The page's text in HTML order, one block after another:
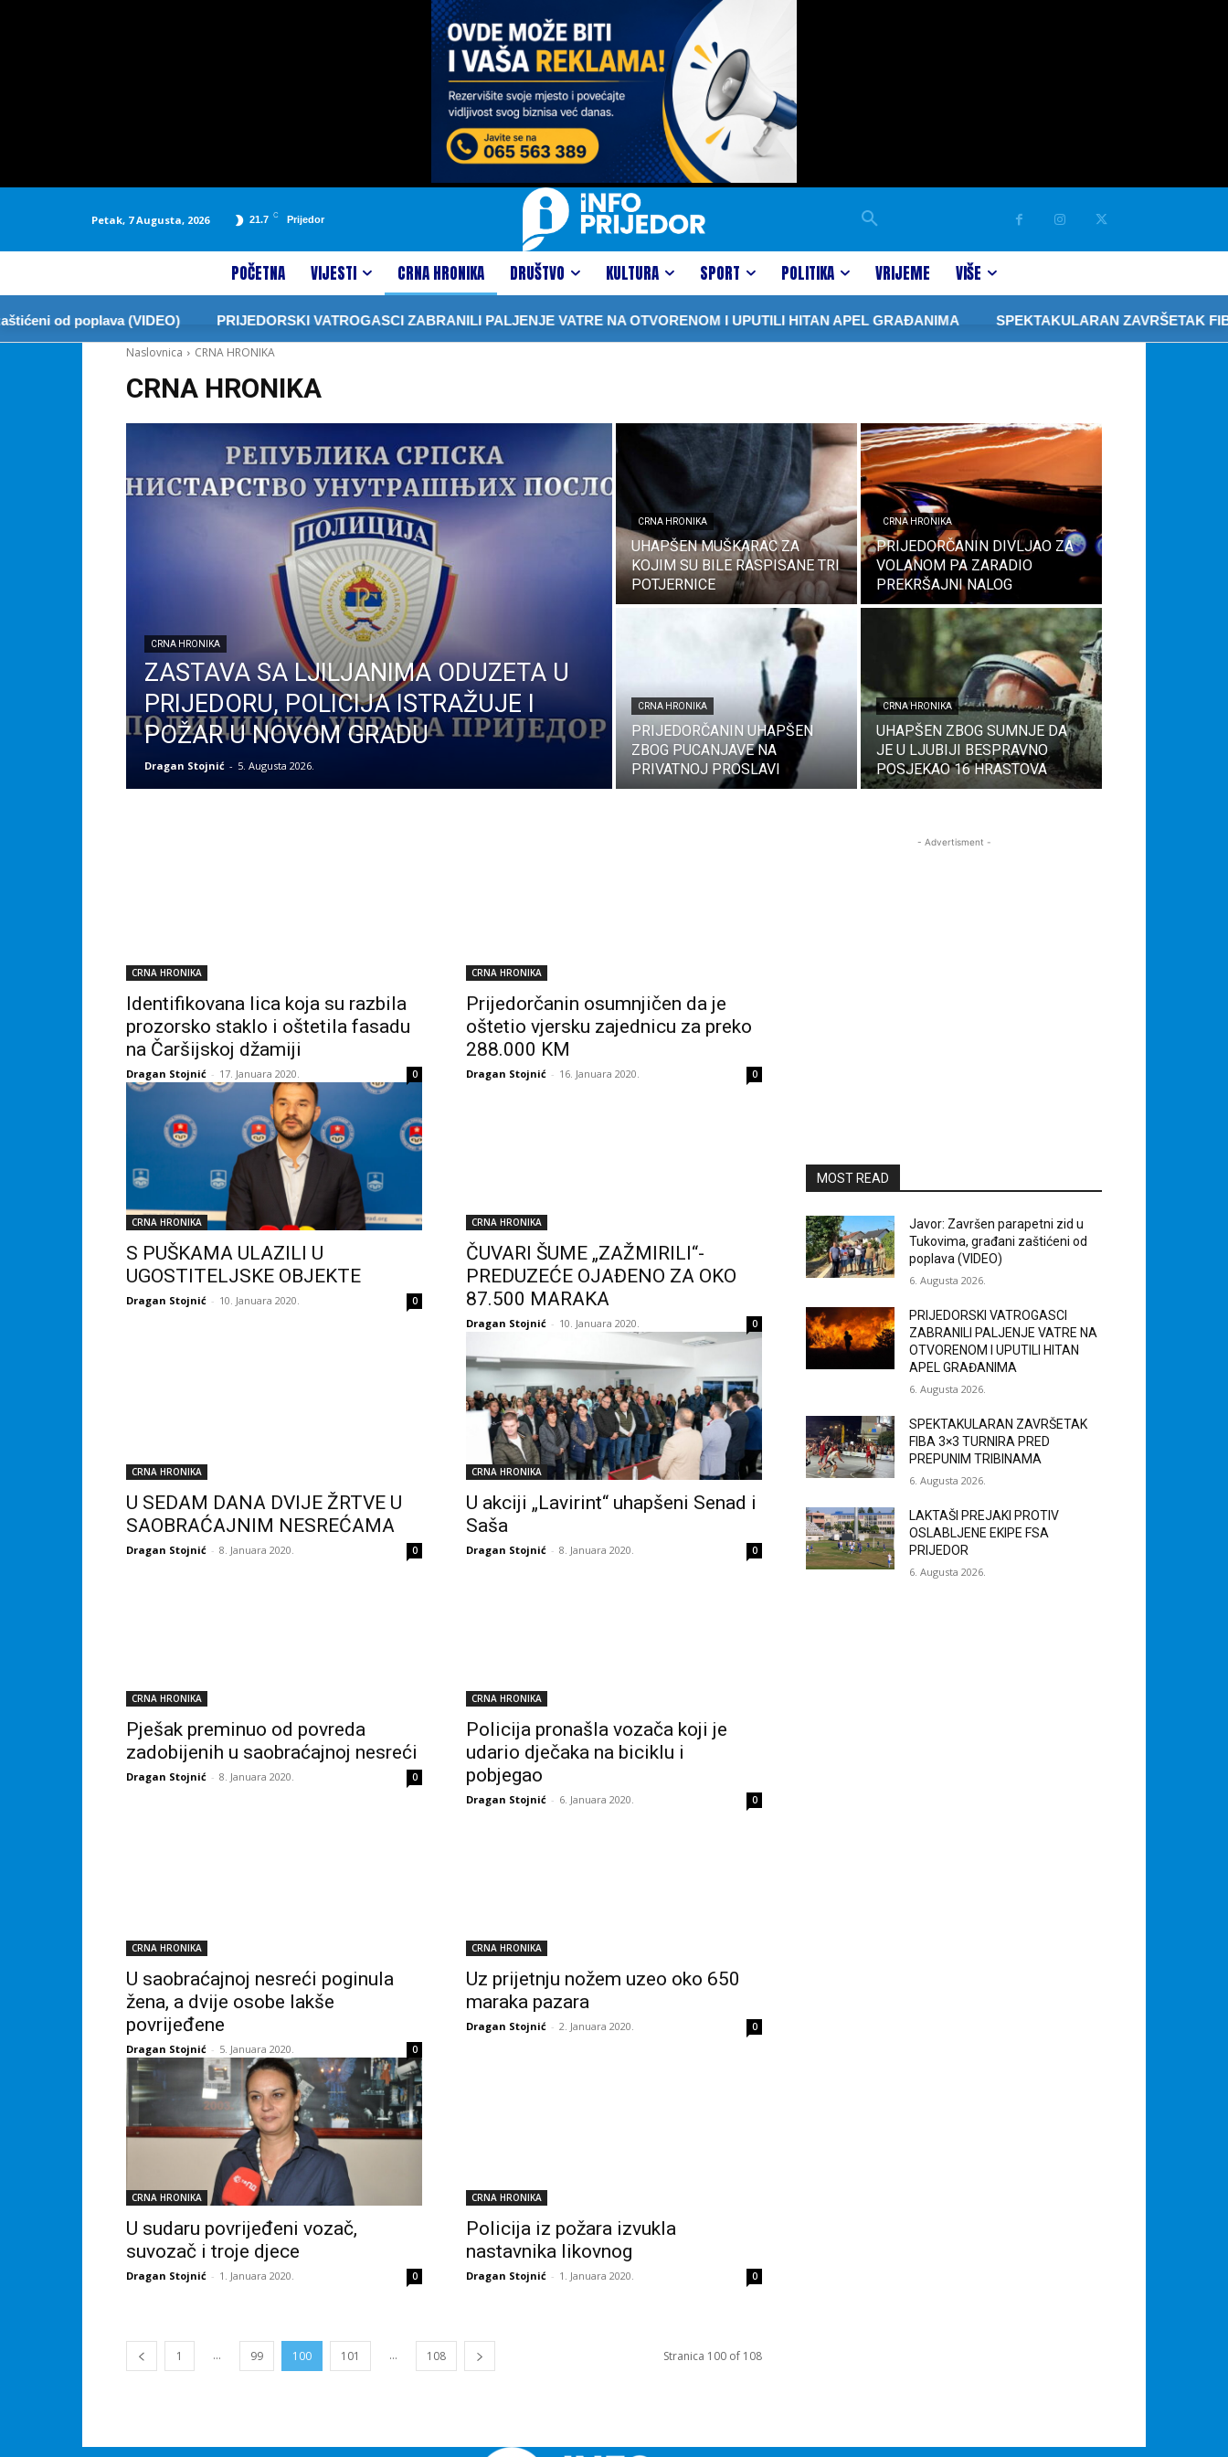
Petak, 7 Augusta, 2026 21.7 C Prijedor
POČETNA VIJESTI CRNA HRONIKA DRUŠTVO KULTURA SPORT POLITIKA VRIJEME VIŠE
poplava (VIDEO) PRIJEDORSKI VATROGASCI ZABRANILI PALJENJE VATRE NA OTVORENOM I UPUTILI HITAN APEL GRAĐANIMA SPEKTAKULARAN ZAVRŠETAK FIBA 3×3
Naslovnica CRNA HRONIKA
CRNA HRONIKA
CRNA HRONIKA
ZASTAVA SA LJILJANIMA ODUZETA U
PRIJEDORU, POLICIJA ISTRAŽUJE I
POŽAR U NOVOM GRADU
Dragan Stojnić - 5. Augusta 2026.
CRNA HRONIKA
UHAPŠEN MUŠKARAC ZA
KOJIM SU BILE RASPISANE TRI
POTJERNICE
CRNA HRONIKA
PRIJEDORČANIN DIVLJAO ZA
VOLANOM PA ZARADIO
PREKRŠAJNI NALOG
CRNA HRONIKA
PRIJEDORČANIN UHAPŠEN
ZBOG PUCANJAVE NA
PRIVATNOJ PROSLAVI
CRNA HRONIKA
UHAPŠEN ZBOG SUMNJE DA
JE U LJUBIJI BESPRAVNO
POSJEKAO 16 HRASTOVA
CRNA HRONIKA
Identifikovana lica koja su razbila
prozorsko staklo i oštetila fasadu
na Čaršijskoj džamiji
Dragan Stojnić - 17. Januara 2020. 0
CRNA HRONIKA
Prijedorčanin osumnjičen da je
oštetio vjersku zajednicu za preko
288.000 KM
Dragan Stojnić - 16. Januara 2020. 0
CRNA HRONIKA
S PUŠKAMA ULAZILI U
UGOSTITELJSKE OBJEKTE
Dragan Stojnić - 10. Januara 2020. 0
CRNA HRONIKA
ČUVARI ŠUME „ZAŽMIRILI“-
PREDUZEĆE OJAĐENO ZA OKO
87.500 MARAKA
Dragan Stojnić - 10. Januara 2020. 0
CRNA HRONIKA
U SEDAM DANA DVIJE ŽRTVE U
SAOBRAĆAJNIM NESREĆAMA
Dragan Stojnić - 8. Januara 2020. 0
CRNA HRONIKA
U akciji „Lavirint“ uhapšeni Senad i
Saša
Dragan Stojnić - 8. Januara 2020. 0
CRNA HRONIKA
Pješak preminuo od povreda
zadobijenih u saobraćajnoj nesreći
Dragan Stojnić - 8. Januara 2020. 0
CRNA HRONIKA
Policija pronašla vozača koji je
udario dječaka na biciklu i
pobjegao
Dragan Stojnić - 6. Januara 2020. 0
CRNA HRONIKA
U saobraćajnoj nesreći poginula
žena, a dvije osobe lakše
povrijeđene
Dragan Stojnić - 5. Januara 2020. 0
CRNA HRONIKA
Uz prijetnju nožem uzeo oko 650
maraka pazara
Dragan Stojnić - 2. Januara 2020. 0
CRNA HRONIKA
U sudaru povrijeđeni vozač,
suvozač i troje djece
Dragan Stojnić - 1. Januara 2020. 0
CRNA HRONIKA
Policija iz požara izvukla
nastavnika likovnog
Dragan Stojnić - 1. Januara 2020. 0
1 ... 99 100 101 ... 108 Stranica 100 of 108
- Advertisment -
MOST READ
Javor: Završen parapetni zid u
Tukovima, građani zaštićeni od
poplava (VIDEO)
6. Augusta 2026.
PRIJEDORSKI VATROGASCI
ZABRANILI PALJENJE VATRE NA
OTVORENOM I UPUTILI HITAN
APEL GRAĐANIMA
6. Augusta 2026.
SPEKTAKULARAN ZAVRŠETAK
FIBA 3×3 TURNIRA PRED
PREPUNIM TRIBINAMA
6. Augusta 2026.
LAKTAŠI PREJAKI PROTIV
OSLABLJENE EKIPE FSA
PRIJEDOR
6. Augusta 2026.